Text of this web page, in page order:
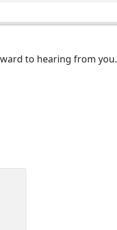
to hearing from you.